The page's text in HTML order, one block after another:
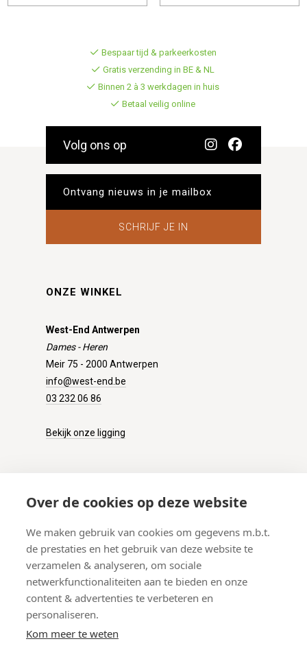
Over de cookies op deze website
We maken gebruik van cookies om gegevens m.b.t.
de prestaties en het gebruik van deze website te
verzamelen & analyseren, om sociale
netwerkfunctionaliteiten aan te bieden en onze
content & advertenties te verbeteren en
personaliseren.
Kom meer te weten
Bespaar tijd & parkeerkosten
Gratis verzending in BE & NL
Binnen 2 à 3 werkdagen in huis
Betaal veilig online
Volg ons op
SCHRIJF JE IN
ONZE WINKEL
West-End Antwerpen
Dames - Heren
Meir 75 - 2000 Antwerpen
info@west-end.be
03 232 06 86
Bekijk onze ligging
Verzenden
Retourneren
Betalen
Veelgestelde vragen